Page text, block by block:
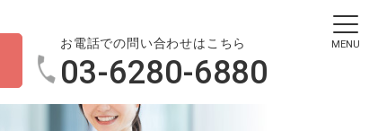
お電話での問い合わせはこちら
03-6280-6880
MENU